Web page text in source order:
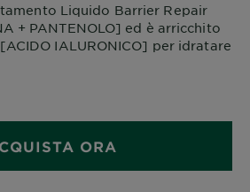
Liquido Barrier Repair
+ PANTENOLO] ed è arricchito
IALURONICO] per idratare
cutanea.
ORA